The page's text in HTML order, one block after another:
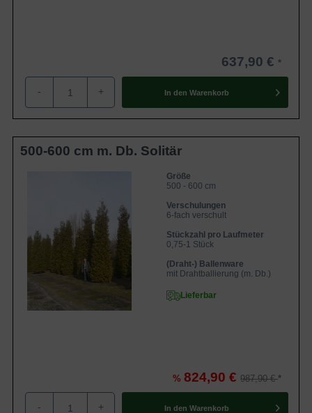
637,90 €
- + In den Warenkorb
500-600 cm m. Db. Solitär
Größe
500 - 600 cm
Verschulungen
6-fach verschult
Stückzahl pro Laufmeter
0,75-1 Stück
(Draht-) Ballenware
mit Drahtballierung (m. Db.)
Lieferbar
% 824,90 € 987,90 €
- + In den Warenkorb